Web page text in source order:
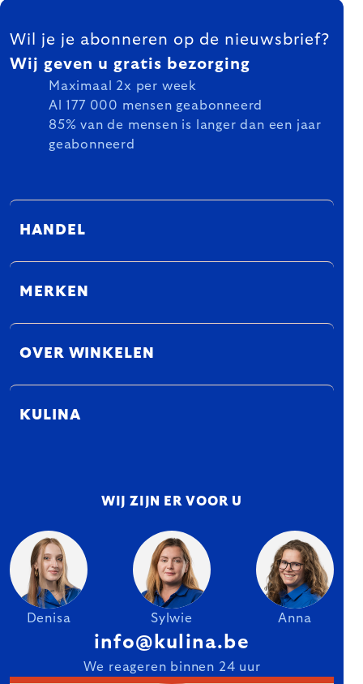
FOOTER
Wil je je abonneren op de nieuwsbrief?
Wij geven u gratis bezorging
Maximaal 2x per week
Al 177 000 mensen geabonneerd
85% van de mensen is langer dan een jaar
geabonneerd
HANDEL
MERKEN
OVER WINKELEN
KULINA
WIJ ZIJN ER VOOR U
Denisa Sylwie Anna
info@kulina.be
We reageren binnen 24 uur